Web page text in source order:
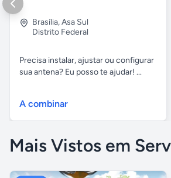
Brasília,Asa Sul
Distrito Federal
Precisa instalar, ajustar ou configurar
sua antena? Eu posso te ajudar! ...
A combinar
Mais Vistos em